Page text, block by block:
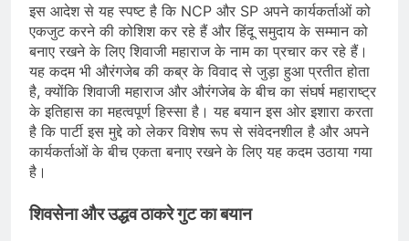
इस आदेश से यह स्पष्ट है कि NCP और SP अपने कार्यकर्ताओं को
एकजुट करने की कोशिश कर रहे हैं और हिंदू समुदाय के सम्मान को
बनाए रखने के लिए शिवाजी महाराज के नाम का प्रचार कर रहे हैं।
यह कदम भी औरंगजेब की कब्र के विवाद से जुड़ा हुआ प्रतीत होता
है, क्योंकि शिवाजी महाराज और औरंगजेब के बीच का संघर्ष महाराष्ट्र
के इतिहास का महत्वपूर्ण हिस्सा है। यह बयान इस ओर इशारा करता
है कि पार्टी इस मुद्दे को लेकर विशेष रूप से संवेदनशील है और अपने
कार्यकर्ताओं के बीच एकता बनाए रखने के लिए यह कदम उठाया गया
है।
शिवसेना और उद्धव ठाकरे गुट का बयान